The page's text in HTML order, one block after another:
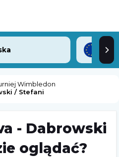
Wimbledon
/ Stefani
- Dabrowski
oglądać?